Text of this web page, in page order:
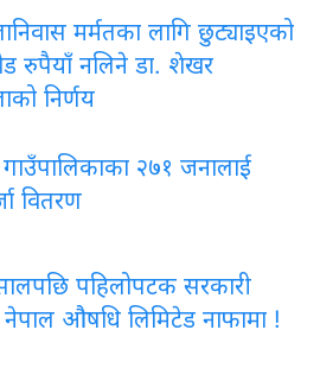
मर्मतका लागि छुट्याइएको
रुपैयाँ नलिने डा. शेखर
निर्णय
गाउँपालिकाका २७१ जनालाई
वितरण
पहिलोपटक सरकारी
औषधि लिमिटेड नाफामा !